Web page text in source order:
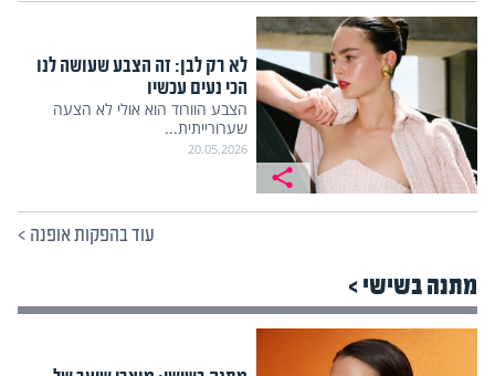
לא רק לבן: זה הצבע שעושה לנו
הכי נעים עכשיו
הצבע הוורוד הוא אולי לא הצעה
שערורייתית...
20.05.2026
עוד בהפקות אופנה >
מתנה בשישי >